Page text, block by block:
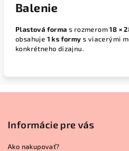
Balenie
Plastová forma s rozmerom18 ×
obsahuje 1 ks formy s viacerými
konkrétneho dizajnu.
Informácie pre vás
Ako nakupovať?